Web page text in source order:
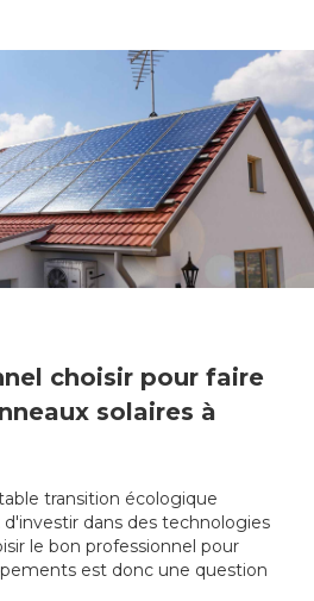
choisir pour faire
solaires à
transition écologique
dans des technologies
le bon professionnel pour
est donc une question